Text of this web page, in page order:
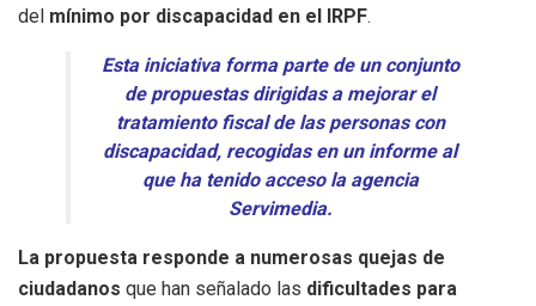
del mínimo por discapacidad en el IRPF.
Esta iniciativa forma parte de un conjunto
de propuestas dirigidas a mejorar el
tratamiento fiscal de las personas con
discapacidad, recogidas en un informe al
que ha tenido acceso la agencia
Servimedia.
La propuesta responde a numerosas quejas de
ciudadanos que han señalado las dificultades para